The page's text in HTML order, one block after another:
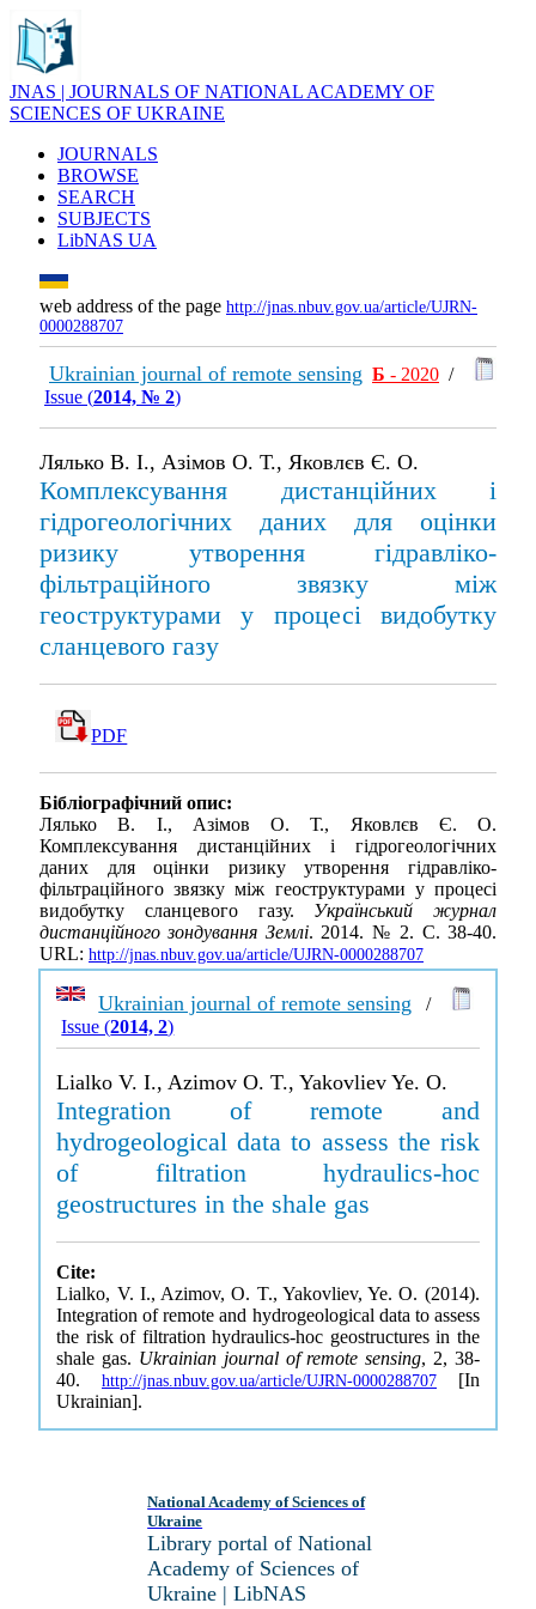
JNAS | JOURNALS OF NATIONAL ACADEMY OF
SCIENCES OF UKRAINE
JOURNALS
BROWSE
SEARCH
SUBJECTS
LibNAS UA
web address of the page http://jnas.nbuv.gov.ua/article/UJRN-
0000288707
Ukrainian journal of remote sensing Б - 2020 /
Issue (2014, № 2)
Лялько В. І., Азімов О. Т., Яковлєв Є. О.
Комплексування дистанційних і
гідрогеологічних даних для оцінки
ризику утворення гідравліко-
фільтраційного звязку між
геоструктурами у процесі видобутку
сланцевого газу
PDF
Бібліографічний опис:
Лялько В. І., Азімов О. Т., Яковлєв Є. О.
Комплексування дистанційних і гідрогеологічних
даних для оцінки ризику утворення гідравліко-
фільтраційного звязку між геоструктурами у процесі
видобутку сланцевого газу. Український журнал
дистанційного зондування Землі. 2014. № 2. С. 38-40.
URL: http://jnas.nbuv.gov.ua/article/UJRN-0000288707
Ukrainian journal of remote sensing /
Issue (2014, 2)
Lialko V. I., Azimov O. T., Yakovliev Ye. O.
Integration of remote and
hydrogeological data to assess the risk
of filtration hydraulics-hoc
geostructures in the shale gas
Cite:
Lialko, V. I., Azimov, O. T., Yakovliev, Ye. O. (2014).
Integration of remote and hydrogeological data to assess
the risk of filtration hydraulics-hoc geostructures in the
shale gas. Ukrainian journal of remote sensing, 2, 38-
40. http://jnas.nbuv.gov.ua/article/UJRN-0000288707 [In
Ukrainian].
National Academy of Sciences of
Ukraine
Library portal of National
Academy of Sciences of
Ukraine | LibNAS